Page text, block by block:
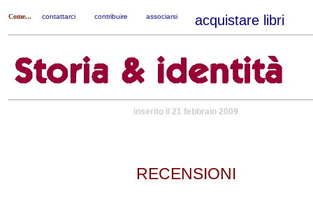
Come... contattarci contribuire associarsi acquistare libri
inserito il 21 febbraio 2009
RECENSIONI